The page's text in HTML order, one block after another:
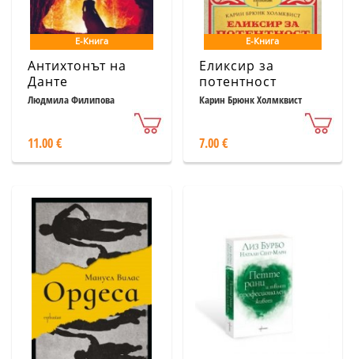
Е-Книга
Антихтонът на
Данте
Людмила Филипова
11.00 €
Е-Книга
Еликсир за
потентност
Карин Брюнк Холмквист
7.00 €